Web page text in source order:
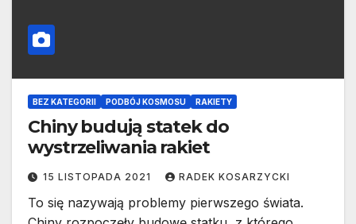
BEZ KATEGORII PODBÓJ KOSMOSU RAKIETY
Chiny budują statek do
wystrzeliwania rakiet
15 LISTOPADA 2021 RADEK KOSARZYCKI
To się nazywają problemy pierwszego świata.